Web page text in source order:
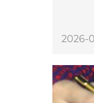
2026-